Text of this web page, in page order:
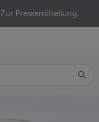
Zur Pressemitteilung.